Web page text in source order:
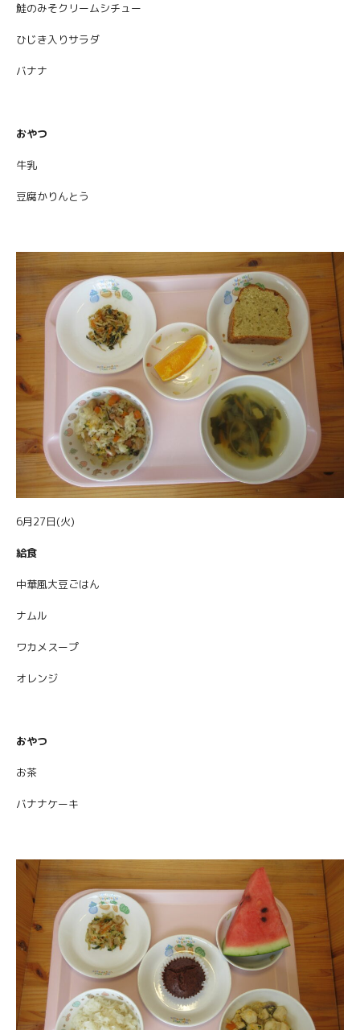
鮭のみそクリームシチュー
ひじき入りサラダ
バナナ
おやつ
牛乳
豆腐かりんとう
6月27日(火)
給食
中華風大豆ごはん
ナムル
ワカメスープ
オレンジ
おやつ
お茶
バナナケーキ